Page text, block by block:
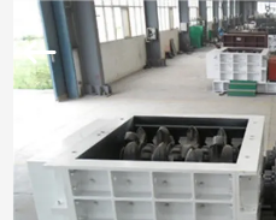
MAISON
PRODUITS
Luoyang
Zhongtai
Industries
CO.,LTD.
Rights
Reserved.